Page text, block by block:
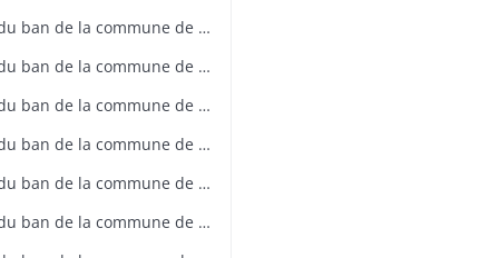
Blotzheim : plan et arpentage du ban de la commune de Blotzheim (plan dressé sur ordre de l'intendant vers 1765)
Blotzheim : plan et arpentage du ban de la commune de Blotzheim (plan dressé sur ordre de l'intendant vers 1765)
Blotzheim : plan et arpentage du ban de la commune de Blotzheim (plan dressé sur ordre de l'intendant vers 1765)
Blotzheim : plan et arpentage du ban de la commune de Blotzheim (plan dressé sur ordre de l'intendant vers 1765)
Blotzheim : plan et arpentage du ban de la commune de Blotzheim (plan dressé sur ordre de l'intendant vers 1765)
Blotzheim : plan et arpentage du ban de la commune de Blotzheim (plan dressé sur ordre de l'intendant vers 1765)